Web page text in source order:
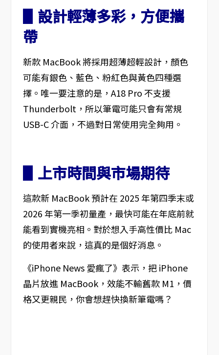
▋設計輕薄多彩，方便攜
帶
新款 MacBook 將採用超薄超輕設計，顏色
可能有銀色、藍色、粉紅色與黃色四種選
擇。唯一要注意的是，A18 Pro 不支援
Thunderbolt，所以筆電可能只會有常規
USB-C 介面，不過對日常使用完全夠用。
▋上市時間與市場期待
這款新 MacBook 預計在 2025 年第四季末或
2026 年第一季初量產，最快可能在年底前就
能看到實機亮相。對於想入手高性價比 Mac
的使用者來說，這真的是個好消息。
《iPhone News 愛瘋了》表示，把 iPhone
晶片放進 MacBook，效能不輸舊款 M1，價
格又更親民，你會想趕快換新筆電嗎？